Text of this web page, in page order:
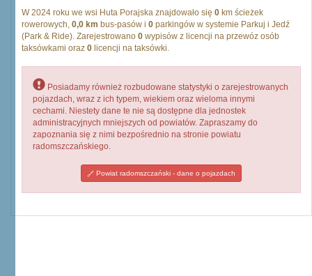
W 2024 roku we wsi Huta Porajska znajdowało się 0 km ścieżek
rowerowych, 0,0 km bus-pasów i 0 parkingów w systemie Parkuj i Jedź
(Park & Ride). Zarejestrowano 0 wypisów z licencji na przewóz osób
taksówkami oraz 0 licencji na taksówki.
Posiadamy również rozbudowane statystyki o zarejestrowanych
pojazdach, wraz z ich typem, wiekiem oraz wieloma innymi
cechami. Niestety dane te nie są dostępne dla jednostek
administracyjnych mniejszych od powiatów. Zapraszamy do
zapoznania się z nimi bezpośrednio na stronie powiatu
radomszczańskiego.
Powiat radomszczański - dane o pojazdach